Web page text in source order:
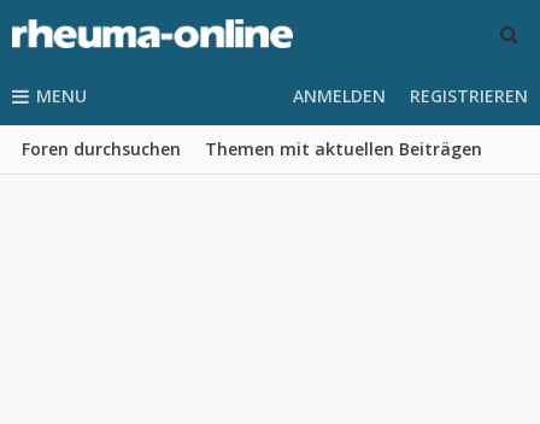
MENU
Foren durchsuchen Themen mit aktuellen Beiträgen
ANMELDEN REGISTRIEREN